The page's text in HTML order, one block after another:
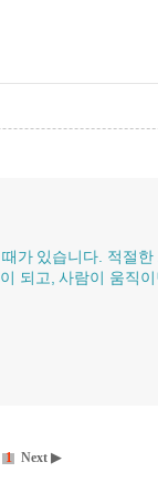
가 있습니다. 적절한
되고, 사람이 움직
1 Next ▶